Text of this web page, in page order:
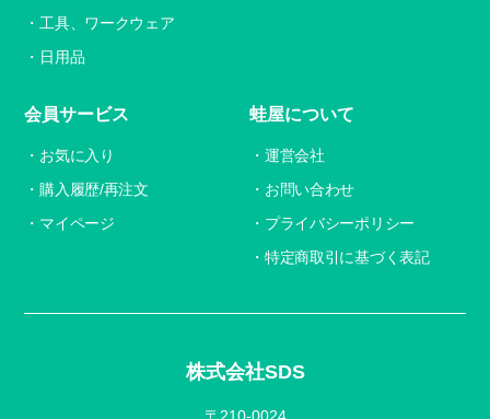
株式会社SDS
工具、ワークウェア
日用品
会員サービス
お気に入り
購入履歴/再注文
マイページ
蛙屋について
運営会社
お問い合わせ
プライバシーポリシー
特定商取引に基づく表記